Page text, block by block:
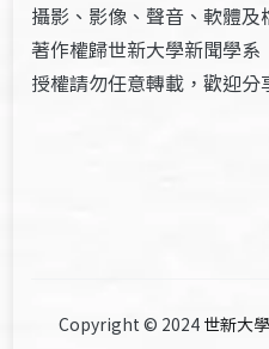
攝影、影像、聲音、軟體及
著作權歸世新大學新聞學
授權請勿任意轉載，歡迎分
Copyright © 2024 世新大